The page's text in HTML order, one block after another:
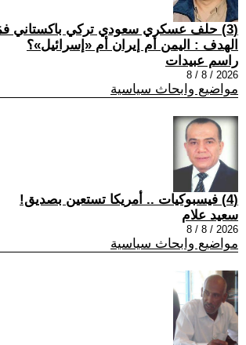
(3) حلف عسكري سعودي تركي باكستاني
الهدف : اليمن أم إيران أم «إسرائيل»؟
راسم عبيدات
2026 / 8 / 8
مواضيع وابحاث سياسية
(4) فيسبوكيات .. أمريكا تستعين بصديق!
سعيد علام
2026 / 8 / 8
مواضيع وابحاث سياسية